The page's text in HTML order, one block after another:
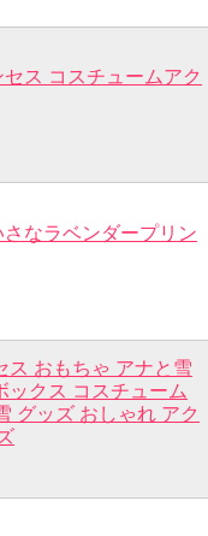
ス コスチュームアク
なラベンダープリン
ス おもちゃ アナと雪
ックス コスチューム
グッズ おしゃれ アク